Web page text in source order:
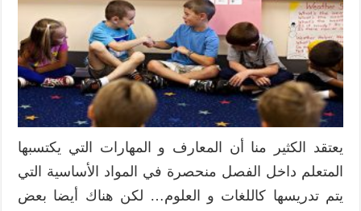
يعتقد الكثير منا أن المعارف و المهارات التي يكتسبها
المتعلم داخل الفصل منحصرة في المواد الأساسية التي
يتم تدريسها كاللغات و العلوم… لكن هناك أيضا بعض